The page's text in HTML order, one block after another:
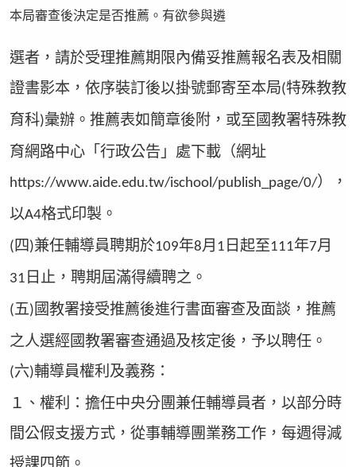
本局審查後決定是否推薦。有欲參與遴
選者，請於受理推薦期限內備妥推薦報名表及相關
證書影本，依序裝訂後以掛號郵寄至本局(特殊教教
育科)彙辦。推薦表如簡章後附，或至國教署特殊教
育網路中心「行政公告」處下載（網址
https://www.aide.edu.tw/ischool/publish_page/0/），
以A4格式印製。
( 四 )兼任輔導員聘期於109年8月 1 日起至111年7月
31 日止，聘期屆滿得續聘之。
(五) 國教署接受推薦後進行書面審查及面談，推薦
之人選經國教署審查通過及核定後，予以聘任。
(六)輔導員權利及義務：
１、權利：擔任中央分團兼任輔導員者，以部分時
間公假支援方式，從事輔導團業務工作，每週得減